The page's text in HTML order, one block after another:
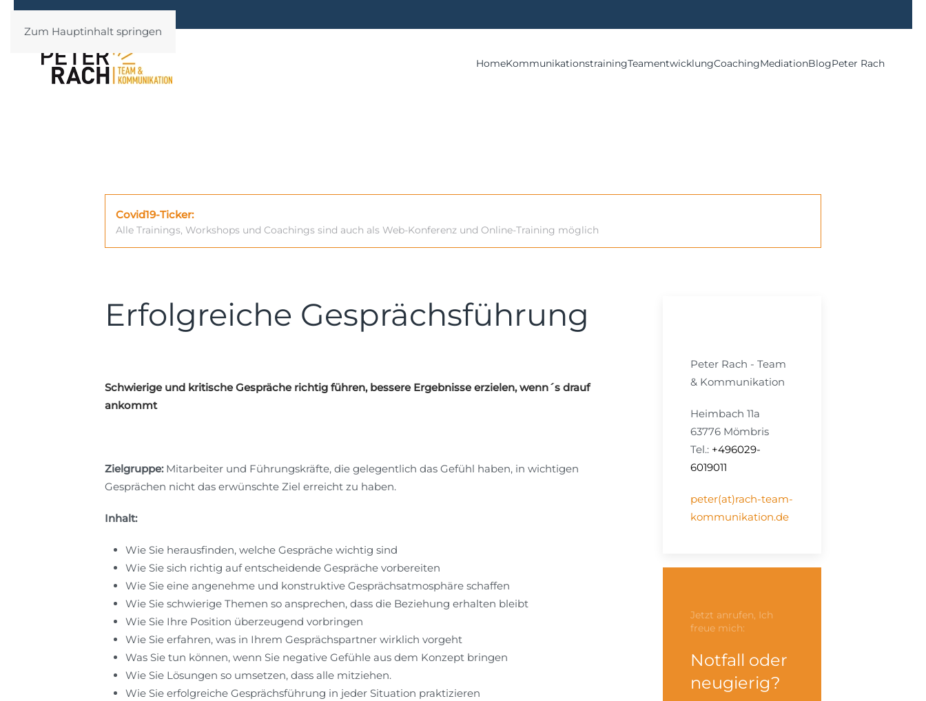
Zum Hauptinhalt springen
HomeKommunikationstrainingTeamentwicklungCoachingMediationBlogPeter Rach
Covid19-Ticker:
Alle Trainings, Workshops und Coachings sind auch als Web-Konferenz und Online-Training möglich
Erfolgreiche Gesprächsführung
Schwierige und kritische Gespräche richtig führen, bessere Ergebnisse erzielen, wenn´s drauf
ankommt
Zielgruppe:Mitarbeiter und Führungskräfte, die gelegentlich das Gefühl haben, in wichtigen
Gesprächen nicht das erwünschte Ziel erreicht zu haben.
Inhalt:
Wie Sie herausfinden, welche Gespräche wichtig sind
Wie Sie sich richtig auf entscheidende Gespräche vorbereiten
Wie Sie eine angenehme und konstruktive Gesprächsatmosphäre schaffen
Wie Sie schwierige Themen so ansprechen, dass die Beziehung erhalten bleibt
Wie Sie Ihre Position überzeugend vorbringen
Wie Sie erfahren, was in Ihrem Gesprächspartner wirklich vorgeht
Was Sie tun können, wenn Sie negative Gefühle aus dem Konzept bringen
Wie Sie Lösungen so umsetzen, dass alle mitziehen.
Wie Sie erfolgreiche Gesprächsführung in jeder Situation praktizieren
Peter Rach - Team
& Kommunikation
Heimbach 11a
63776 Mömbris
Tel.: +496029-
6019011
peter(at)rach-team-
kommunikation.de
Jetzt anrufen, Ich
freue mich:
Notfall oder
neugierig?